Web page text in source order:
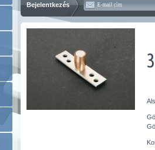
Bejelentkezés